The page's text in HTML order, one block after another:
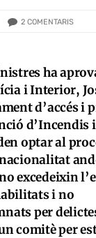
2 COMENTARIS
ha
i Interior,
d’accés i
d’Incendis
optar al
excedeixin
i no
per
comitè per